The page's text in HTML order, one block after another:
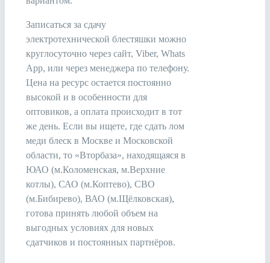
Записаться за сдачу
электротехнической блестяшки можно
круглосуточно через сайт, Viber, Whats
App, или через менеджера по телефону.
Цена на ресурс остается постоянно
высокой и в особенности для
оптовиков, а оплата происходит в тот
же день. Если вы ищете, где сдать лом
меди блеск в Москве и Московской
области, то «Вторбаза», находящаяся в
ЮАО (м.Коломенская, м.Верхние
котлы), САО (м.Коптево), СВО
(м.Бибирево), ВАО (м.Щёлковская),
готова принять любой объем на
выгодных условиях для новых
сдатчиков и постоянных партнёров.